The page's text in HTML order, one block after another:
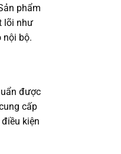
phẩm
lõi như
nội bộ.
được
cấp
kiện